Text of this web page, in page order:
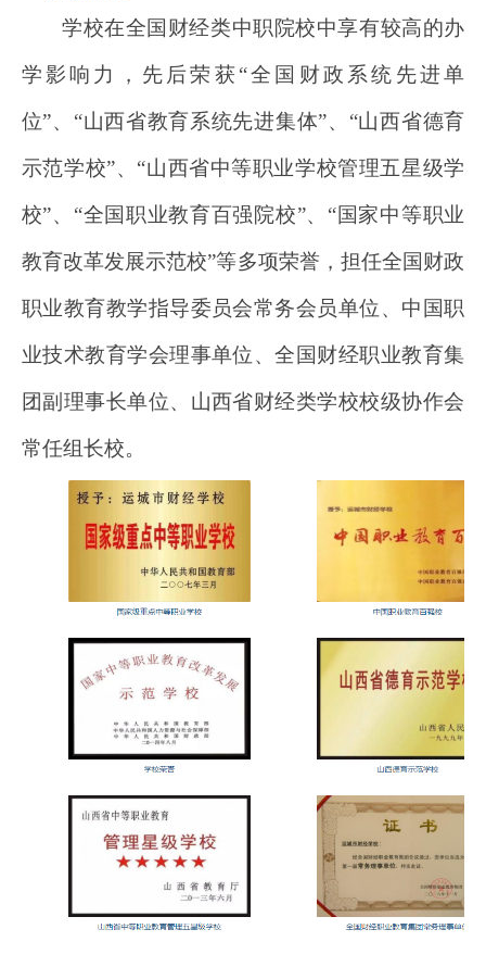
学校在全国财经类中职院校中享有较高的办
学影响力，先后荣获“全国财政系统先进单
位”、“山西省教育系统先进集体”、“山西省德育
示范学校”、“山西省中等职业学校管理五星级学
校”、“全国职业教育百强院校”、“国家中等职业
教育改革发展示范校”等多项荣誉，担任全国财政
职业教育教学指导委员会常务会员单位、中国职
业技术教育学会理事单位、全国财经职业教育集
团副理事长单位、山西省财经类学校校级协作会
常任组长校。